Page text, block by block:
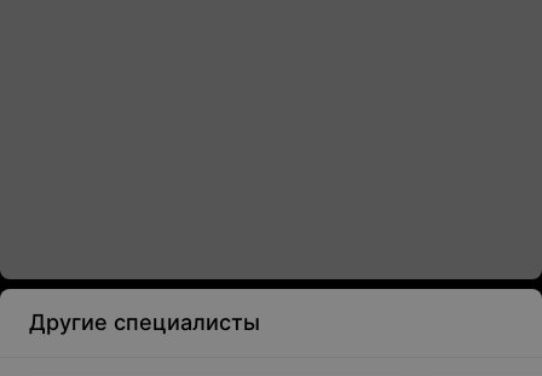
Другие специалисты